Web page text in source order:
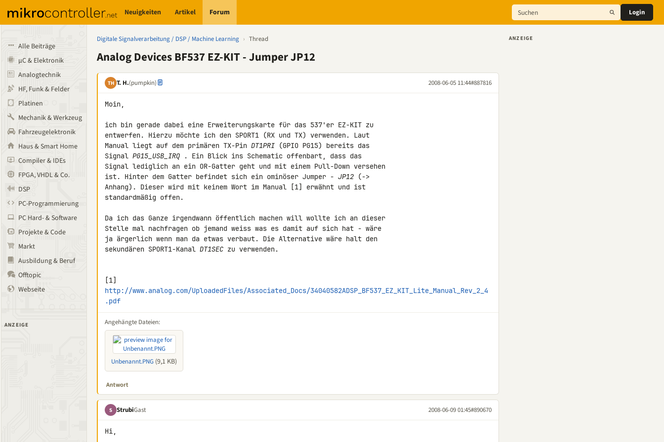
Neuigkeiten Artikel Forum Login
Alle Beiträge
µC & Elektronik
Analogtechnik
HF, Funk & Felder
Platinen
Mechanik & Werkzeug
Fahrzeugelektronik
Haus & Smart Home
Compiler & IDEs
FPGA, VHDL & Co.
DSP
PC-Programmierung
PC Hard- & Software
Projekte & Code
Markt
Ausbildung & Beruf
Offtopic
Webseite
ANZEIGE
Digitale Signalverarbeitung / DSP / Machine Learning › Thread
Analog Devices BF537 EZ-KIT - Jumper JP12
TH T. H.(pumpkin) 2008-06-05 11:44#887816
Moin,
ich bin gerade dabei eine Erweiterungskarte für das 537'er EZ-KIT zu
entwerfen. Hierzu möchte ich den SPORT1 (RX und TX) verwenden. Laut
Manual liegt auf dem primären TX-Pin DT1PRI (GPIO PG15) bereits das
Signal PG15_USB_IRQ . Ein Blick ins Schematic offenbart, dass das
Signal lediglich an ein OR-Gatter geht und mit einem Pull-Down versehen
ist. Hinter dem Gatter befindet sich ein ominöser Jumper - JP12 (->
Anhang). Dieser wird mit keinem Wort im Manual [1] erwähnt und ist
standardmäßig offen.
Da ich das Ganze irgendwann öffentlich machen will wollte ich an dieser
Stelle mal nachfragen ob jemand weiss was es damit auf sich hat - wäre
ja ärgerlich wenn man da etwas verbaut. Die Alternative wäre halt den
sekundären SPORT1-Kanal DT1SEC zu verwenden.
http://www.analog.com/UploadedFiles/Associated_Docs/34040582ADSP_BF537_EZ_KIT_Lite_Manual_Rev_2_4
.pdf
Angehängte Dateien:
Unbenannt.PNG (9,1 KB)
Antwort
S StrubiGast 2008-06-09 01:45#890670
Hi,
ANZEIGE